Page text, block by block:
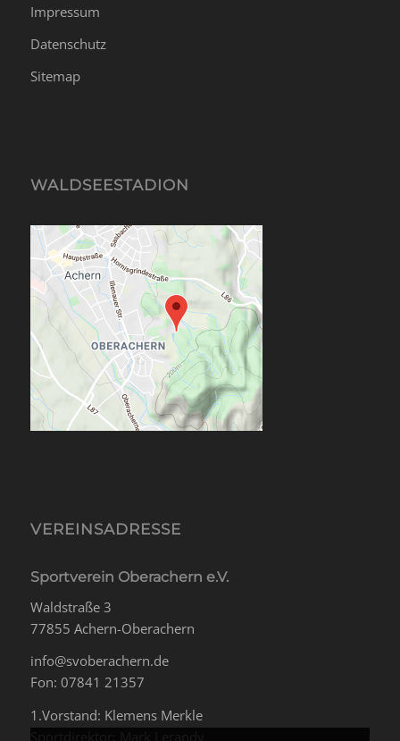
Impressum
Datenschutz
Sitemap
WALDSEESTADION
VEREINSADRESSE
Sportverein Oberachern e.V.
Waldstraße 3
77855 Achern-Oberachern
info@svoberachern.de
Fon: 07841 21357
1.Vorstand: Klemens Merkle